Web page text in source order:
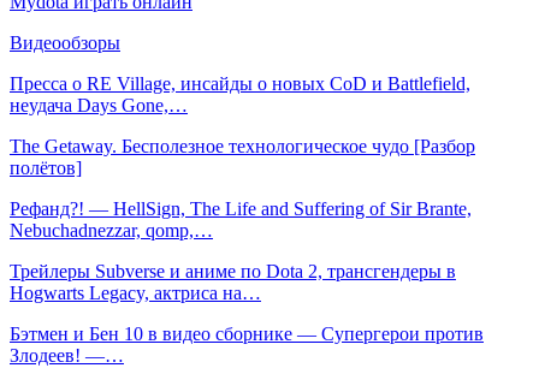
Видеообзоры
Пресса о RE Village, инсайды о новых CoD и Battlefield,
неудача Days Gone,…
The Getaway. Бесполезное технологическое чудо [Разбор
полётов]
Рефанд?! — HellSign, The Life and Suffering of Sir Brante,
Nebuchadnezzar, qomp,…
Трейлеры Subverse и аниме по Dota 2, трансгендеры в
Hogwarts Legacy, актриса на…
Бэтмен и Бен 10 в видео сборнике — Супергерои против
Злодеев! —…